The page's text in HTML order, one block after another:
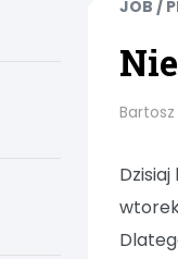
JOB /